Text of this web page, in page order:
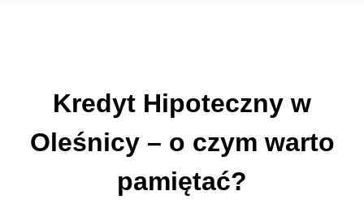
Kredyt Hipoteczny w
Oleśnicy – o czym warto
pamiętać?